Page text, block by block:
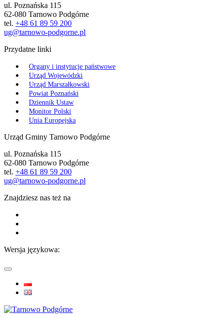
ul. Poznańska 115
62-080 Tarnowo Podgórne
tel. +48 61 89 59 200
ug@tarnowo-podgorne.pl
Przydatne linki
Organy i instytucje państwowe
Urząd Wojewódzki
Urząd Marszałkowski
Powiat Poznański
Dziennik Ustaw
Monitor Polski
Unia Europejska
Urząd Gminy Tarnowo Podgórne
ul. Poznańska 115
62-080 Tarnowo Podgórne
tel. +48 61 89 59 200
ug@tarnowo-podgorne.pl
Znajdziesz nas też na
Wersja językowa: